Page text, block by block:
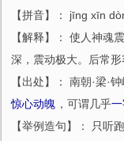
【拼音】： jīng xīn
【解释】： 使人神魂
深，震动极大。后常形
【出处】： 南朝·梁·
惊心动魄 ，可谓几乎
【举例造句】： 只听